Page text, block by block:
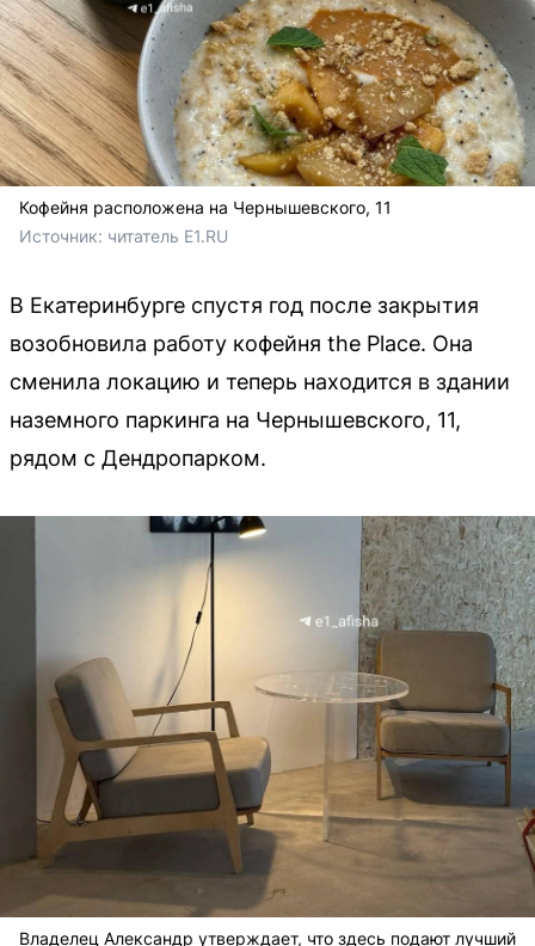
Кофейня расположена на Чернышевского, 11
Источник: читатель E1.RU
В Екатеринбурге спустя год после закрытия
возобновила работу кофейня the Place. Она
сменила локацию и теперь находится в здании
наземного паркинга на Чернышевского, 11,
рядом с Дендропарком.
Владелец Александр утверждает, что здесь подают лучший